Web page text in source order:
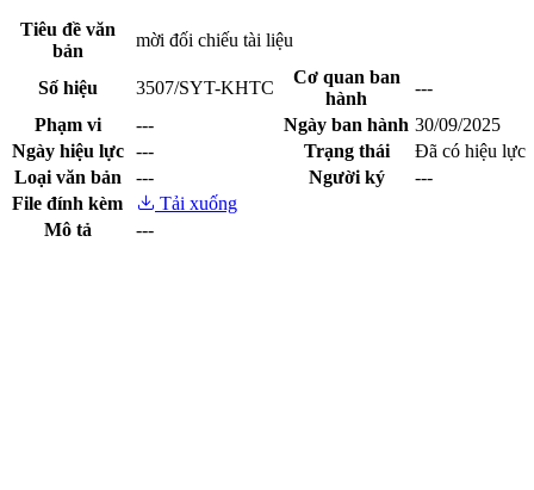
Tiêu đề văn
bản
mời đối chiếu tài liệu
Số hiệu 3507/SYT-KHTC
Cơ quan ban
hành
---
Phạm vi
--- Ngày ban hành 30/09/2025
Ngày hiệu lực
--- Trạng thái
Đã có hiệu lực
Loại văn bản
--- Người ký
---
File đính kèm
Tải xuống
Mô tả
---